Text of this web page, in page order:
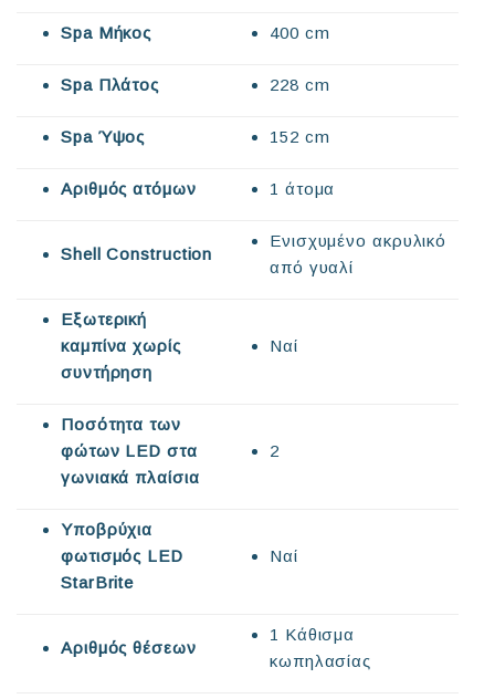
Spa Μήκος 400 cm
Spa Πλάτος 228 cm
Spa Ύψος 152 cm
Αριθμός ατόμων 1 άτομα
Shell Construction
Ενισχυμένο ακρυλικό
από γυαλί
Εξωτερική
καμπίνα χωρίς
συντήρηση
Ναί
Ποσότητα των
φώτων LED στα
γωνιακά πλαίσια
2
Υποβρύχια
φωτισμός LED
StarBrite
Ναί
Αριθμός θέσεων
1 Κάθισμα
κωπηλασίας